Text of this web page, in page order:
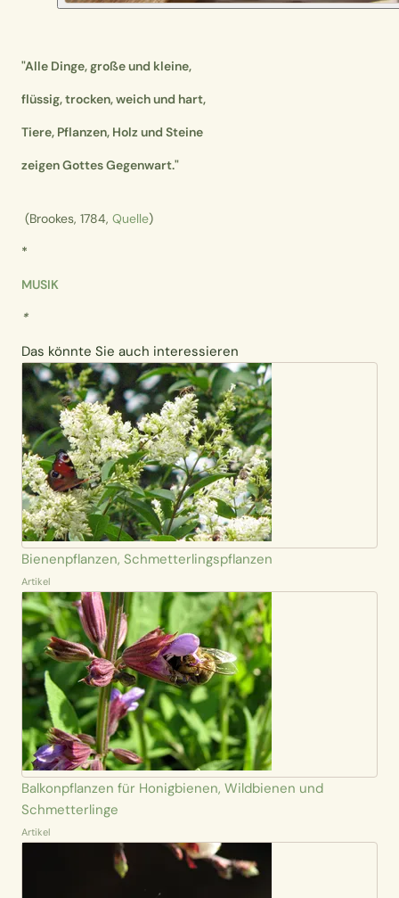
"Alle Dinge, große und kleine,
flüssig, trocken, weich und hart,
Tiere, Pflanzen, Holz und Steine
zeigen Gottes Gegenwart."
(Brookes, 1784, Quelle)
*
MUSIK
*
Das könnte Sie auch interessieren
Bienenpflanzen, Schmetterlingspflanzen
Artikel
Balkonpflanzen für Honigbienen, Wildbienen und
Schmetterlinge
Artikel